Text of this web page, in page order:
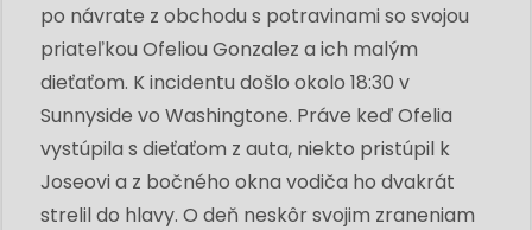
po návrate z obchodu s potravinami so svojou
priateľkou Ofeliou Gonzalez a ich malým
dieťaťom. K incidentu došlo okolo 18:30 v
Sunnyside vo Washingtone. Práve keď Ofelia
vystúpila s dieťaťom z auta, niekto pristúpil k
Joseovi a z bočného okna vodiča ho dvakrát
strelil do hlavy. O deň neskôr svojim zraneniam